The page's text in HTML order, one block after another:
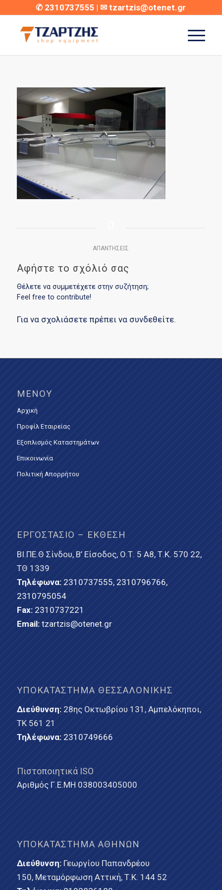
✆ 2310737555 | ✉tzartzis@otenet.gr
ΑΠΑΝΤΉΣΕΙΣ
Αφήστε το σχόλιό σας
Θέλετε να συμμετέχετε στην συζήτηση;
Feel free to contribute!
Για να σχολιάσετε πρέπει να συνδεθείτε.
ΜΕΝΟΎ
Αρχική
Προφίλ Εταιρείας
Εξοπλισμός Καταστημάτων
Επικοινωνία
Πολιτική Απορρήτου
ΕΡΓΟΣΤΆΣΙΟ – ΈΚΘΕΣΗ
ΒΙ.ΠΕ.Θ Σίνδου, Β’ Είσοδος, Ο.Τ. 5 Α8, Τ.Κ. 570 22,
ΤΘ 1339
Τηλέφωνα: 2310737555, 2310796766,
2310795054
Fax: 2310737221
Email: tzartzis@otenet.gr
ΥΠΟΚΑΤΆΣΤΗΜΑ ΘΕΣΣΑΛΟΝΊΚΗΣ
Διεύθυνση:28ης Οκτωβρίου 131, Αμπελόκηποι,
ΤΚ 561 21
Τηλέφωνα: 2310749666
Πιστοποιητικά ISO
Αριθμός Γ.Ε.ΜΗ 038003405000
ΥΠΟΚΑΤΆΣΤΗΜΑ ΑΘΗΝΏΝ
Διεύθυνση:Γεωργίου Παπανδρέου
150, Μεταμόρφωση Αττική, Τ.Κ. 144 52